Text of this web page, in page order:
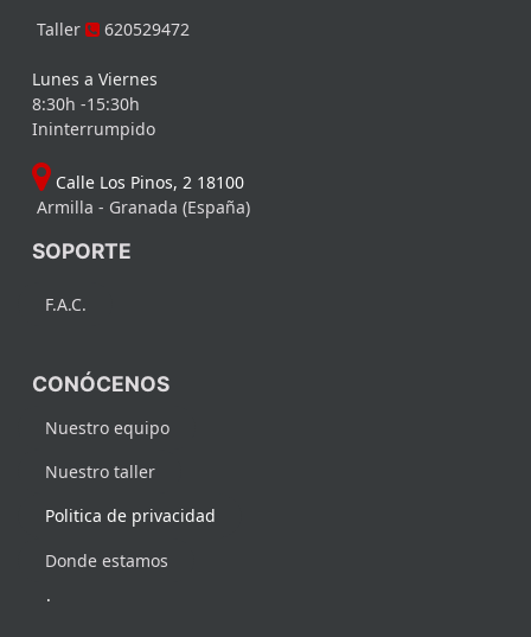
Taller 620529472
Lunes a Viernes
8:30h -15:30h
Ininterrumpido
Calle Los Pinos, 2 18100
Armilla - Granada (España)
SOPORTE
F.A.C.
CONÓCENOS
Nuestro equipo
Nuestro taller
Politica de privacidad
Donde estamos
.